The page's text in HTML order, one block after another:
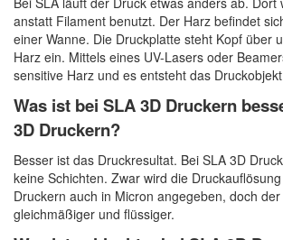
anstatt Filament benutzt. Der Harz befindet
einer Wanne. Die Druckplatte steht Kopf über
Harz ein. Mittels eines UV-Lasers oder
sensitive Harz und es entsteht das
Was ist bei SLA 3D Druckern
3D Druckern?
Besser ist das Druckresultat. Bei SLA 3D
keine Schichten. Zwar wird die
Druckern auch in Micron angegeben, doch
gleichmäßiger und flüssiger.